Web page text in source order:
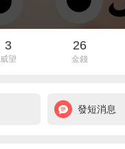
3
威望
26
金錢
發短消息